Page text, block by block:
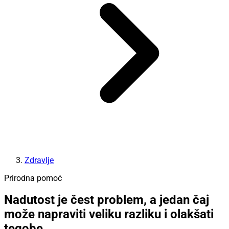
Zdravlje
Prirodna pomoć
Nadutost je čest problem, a jedan čaj
može napraviti veliku razliku i olakšati